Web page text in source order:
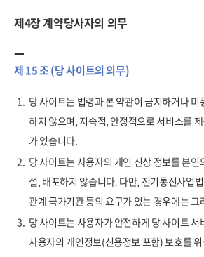
제4장 계약당사자의 의무
제 15 조 (당 사이트의 의무)
1. 당 사이트는 법령과 본 약관이 금지하거나
하지 않으며, 지속적, 안정적으로 서비스를
가 있습니다.
2. 당 사이트는 사용자의 개인 신상 정보를 본
설, 배포하지 않습니다. 다만, 전기통신사업
관계 국가기관 등의 요구가 있는 경우에는 그
3. 당 사이트는 사용자가 안전하게 당 사이트 서
사용자의 개인정보(신용정보 포함) 보호를